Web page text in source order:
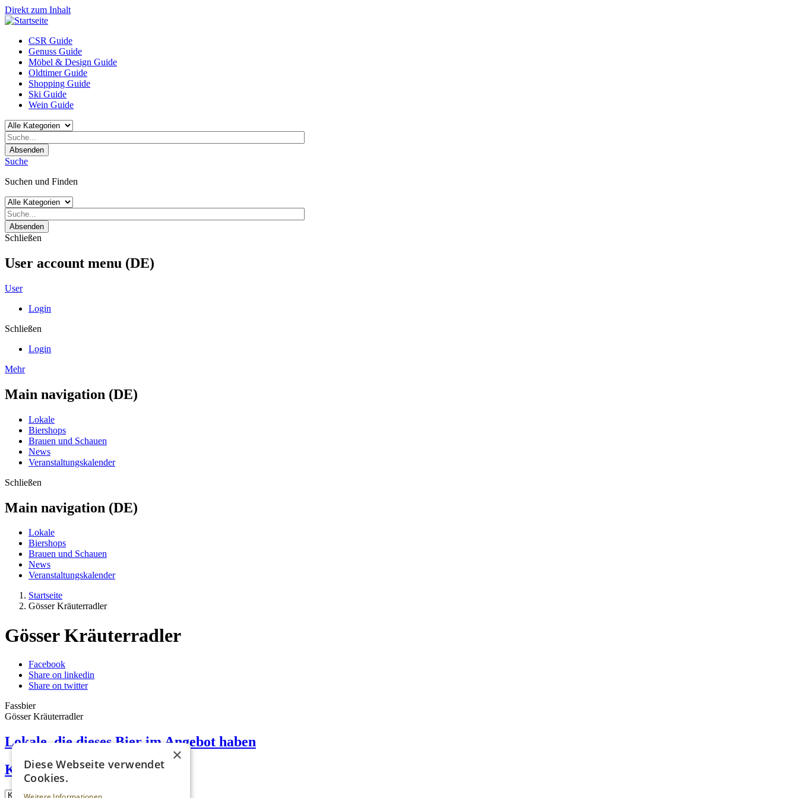
Direkt zum Inhalt
CSR Guide
Genuss Guide
Möbel & Design Guide
Oldtimer Guide
Shopping Guide
Ski Guide
Wein Guide
Absenden
Suche
Suchen und Finden
Absenden
Schließen
User account menu (DE)
User
Login
Schließen
Login
Mehr
Main navigation (DE)
Lokale
Biershops
Brauen und Schauen
News
Veranstaltungskalender
Schließen
Main navigation (DE)
Lokale
Biershops
Brauen und Schauen
News
Veranstaltungskalender
Startseite
Gösser Kräuterradler
Gösser Kräuterradler
Facebook
Share on linkedin
Share on twitter
Fassbier
Gösser Kräuterradler
Lokale, die dieses Bier im Angebot haben
Kreuzeralm
×
Diese Webseite verwendet
Cookies.